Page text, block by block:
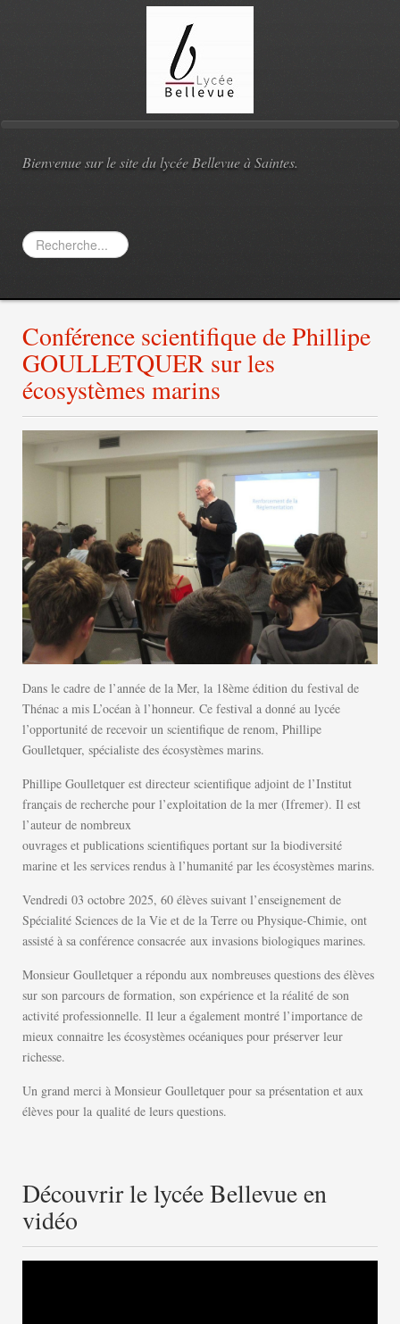
Bienvenue sur le site du lycée Bellevue à Saintes.
Rechercher
Conférence scientifique de Phillipe
GOULLETQUER sur les
écosystèmes marins
Dans le cadre de l’année de la Mer, la 18ème édition du festival de
Thénac a mis L’océan à l’honneur. Ce festival a donné au lycée
l’opportunité de recevoir un scientifique de renom, Phillipe
Goulletquer, spécialiste des écosystèmes marins.
Phillipe Goulletquer est directeur scientifique adjoint de l’Institut
français de recherche pour l’exploitation de la mer (Ifremer). Il est
l’auteur de nombreux
ouvrages et publications scientifiques portant sur la biodiversité
marine et les services rendus à l’humanité par les écosystèmes marins.
Vendredi 03 octobre 2025, 60 élèves suivant l’enseignement de
Spécialité Sciences de la Vie et de la Terre ou Physique-Chimie, ont
assisté à sa conférence consacrée aux invasions biologiques marines.
Monsieur Goulletquer a répondu aux nombreuses questions des élèves
sur son parcours de formation, son expérience et la réalité de son
activité professionnelle. Il leur a également montré l’importance de
mieux connaitre les écosystèmes océaniques pour préserver leur
richesse.
Un grand merci à Monsieur Goulletquer pour sa présentation et aux
élèves pour la qualité de leurs questions.
Découvrir le lycée Bellevue en
vidéo